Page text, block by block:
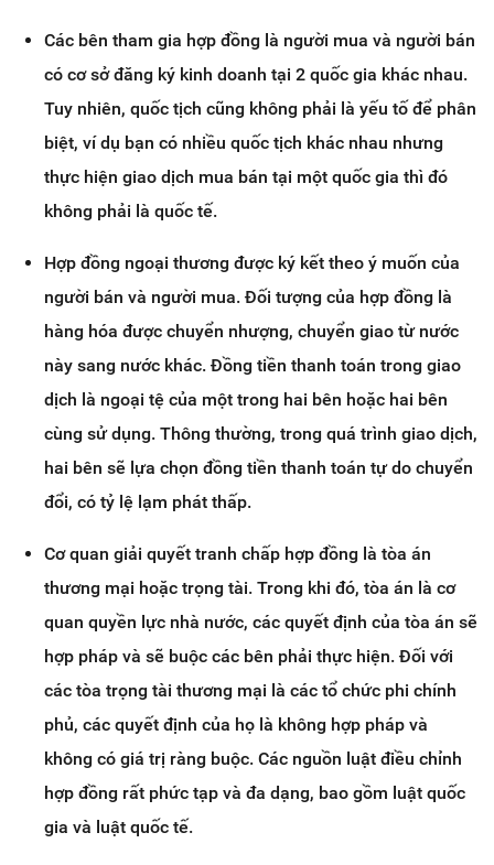
Các bên tham gia hợp đồng là người mua và người bán
có cơ sở đăng ký kinh doanh tại 2 quốc gia khác nhau.
Tuy nhiên, quốc tịch cũng không phải là yếu tố để phân
biệt, ví dụ bạn có nhiều quốc tịch khác nhau nhưng
thực hiện giao dịch mua bán tại một quốc gia thì đó
không phải là quốc tế.
Hợp đồng ngoại thương được ký kết theo ý muốn của
người bán và người mua. Đối tượng của hợp đồng là
hàng hóa được chuyển nhượng, chuyển giao từ nước
này sang nước khác. Đồng tiền thanh toán trong giao
dịch là ngoại tệ của một trong hai bên hoặc hai bên
cùng sử dụng. Thông thường, trong quá trình giao dịch,
hai bên sẽ lựa chọn đồng tiền thanh toán tự do chuyển
đổi, có tỷ lệ lạm phát thấp.
Cơ quan giải quyết tranh chấp hợp đồng là tòa án
thương mại hoặc trọng tài. Trong khi đó, tòa án là cơ
quan quyền lực nhà nước, các quyết định của tòa án sẽ
hợp pháp và sẽ buộc các bên phải thực hiện. Đối với
các tòa trọng tài thương mại là các tổ chức phi chính
phủ, các quyết định của họ là không hợp pháp và
không có giá trị ràng buộc. Các nguồn luật điều chỉnh
hợp đồng rất phức tạp và đa dạng, bao gồm luật quốc
gia và luật quốc tế.